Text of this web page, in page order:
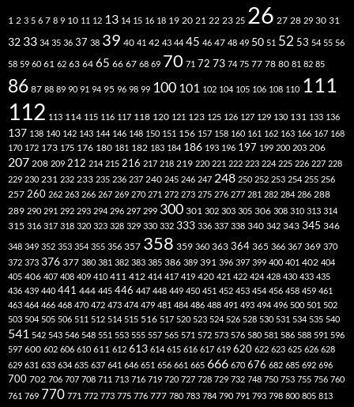
1 2 3 5 6 7 8 9 10 11 12 13 14 15 16 18 19 20 21 22 23 25 26 27 28 29 30 31
32 33 34 35 36 37 38 39 40 41 42 43 44 45 46 47 48 49 50 51 52 53 54 55 56
58 59 60 61 62 63 64 65 66 67 68 69 70 71 72 73 74 75 77 78 80 81 82 85
86 87 88 89 90 91 94 95 96 98 99 100 101 102 104 105 106 108 110 111
112 113 114 115 116 117 118 120 121 123 125 126 127 129 130 131 133 136
137 138 140 142 143 144 146 148 150 151 156 157 158 160 161 162 163 166 167 168
170 172 173 175 176 180 181 182 183 184 186 193 196 197 199 200 203 206
207 208 209 212 214 215 216 217 218 219 220 221 222 223 224 225 226 227 228
229 230 231 232 233 235 236 237 240 245 246 247 248 250 252 253 254 255 256
257 260 262 263 266 267 269 270 271 272 273 275 276 277 281 282 284 286 288
289 290 291 292 293 294 296 297 299 300 301 302 303 305 306 308 310 313 314
315 316 317 318 320 323 328 329 330 332 333 336 337 338 340 342 343 345 346
348 349 352 353 354 355 356 357 358 359 360 363 364 365 366 367 369 370
372 373 376 377 380 381 382 383 385 386 389 391 396 397 399 400 401 402 404
405 406 407 408 409 410 411 412 414 417 419 420 421 422 424 428 430 433 435
436 439 440 441 444 445 446 447 448 449 450 451 452 453 454 456 458 459 461
463 464 466 468 470 472 473 474 479 481 484 486 488 491 493 494 496 500 501 502
503 504 505 506 511 512 514 515 516 517 520 523 524 526 528 530 531 534 535 540
541 542 543 546 548 551 553 555 557 565 571 572 573 576 580 581 586 588 591 596
597 600 602 606 610 611 612 613 614 615 616 617 619 620 622 623 625 626 628
629 631 633 634 635 637 641 646 651 656 661 665 666 670 676 682 685 692 696
700 702 706 707 708 711 713 716 719 720 727 728 729 732 748 750 753 755 756 760
761 769 770 771 772 773 775 776 777 780 783 784 790 791 793 798 800 805 813